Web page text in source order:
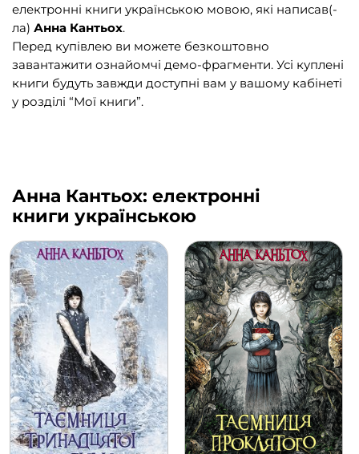
Навчальна література та посібники (527)
Енциклопедії, довідники, словники (55)
Подарункові сертифікати (1)
електронні книги українською мовою, які написав(-
ла) Анна Кантьох.
Перед купівлею ви можете безкоштовно
завантажити ознайомчі демо-фрагменти. Усі куплені
книги будуть завжди доступні вам у вашому кабінеті
у розділі “Мої книги”.
Анна Кантьох: електронні
книги українською